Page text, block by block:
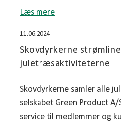
Læs mere
11.06.2024
Skovdyrkerne
juletræsaktiviteterne
Skovdyrkerne samler alle
selskabet Green Product A/
service til medlemmer og